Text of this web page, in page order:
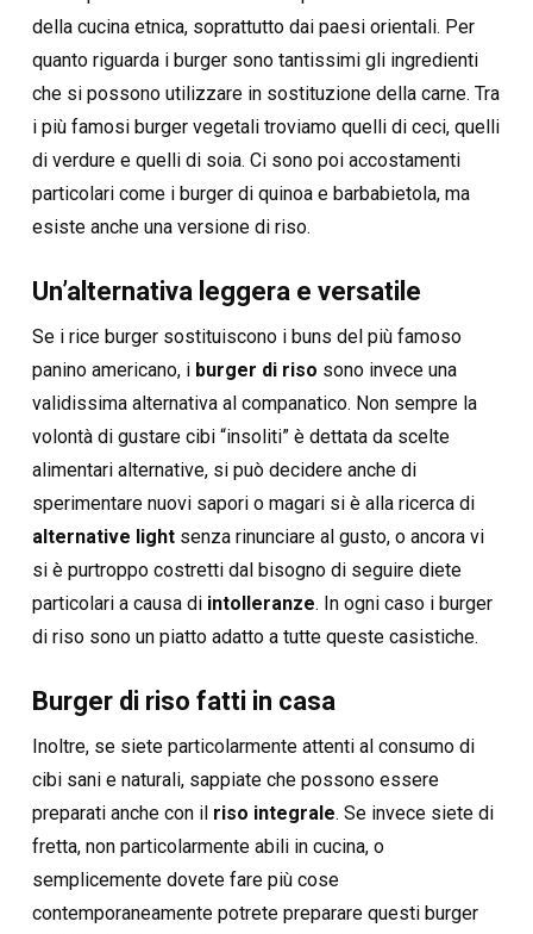
della cucina etnica, soprattutto dai paesi orientali. Per
quanto riguarda i burger sono tantissimi gli ingredienti
che si possono utilizzare in sostituzione della carne. Tra
i più famosi burger vegetali troviamo quelli di ceci, quelli
di verdure e quelli di soia. Ci sono poi accostamenti
particolari come i burger di quinoa e barbabietola, ma
esiste anche una versione di riso.
Un’alternativa leggera e versatile
Se i rice burger sostituiscono i buns del più famoso
panino americano, i burger di riso sono invece una
validissima alternativa al companatico. Non sempre la
volontà di gustare cibi “insoliti” è dettata da scelte
alimentari alternative, si può decidere anche di
sperimentare nuovi sapori o magari si è alla ricerca di
alternative lightsenza rinunciare al gusto, o ancora vi
si è purtroppo costretti dal bisogno di seguire diete
particolari a causa di intolleranze. In ogni caso i burger
di riso sono un piatto adatto a tutte queste casistiche.
Burger di riso fatti in casa
Inoltre, se siete particolarmente attenti al consumo di
cibi sani e naturali, sappiate che possono essere
preparati anche con il riso integrale. Se invece siete di
fretta, non particolarmente abili in cucina, o
semplicemente dovete fare più cose
contemporaneamente potrete preparare questi burger